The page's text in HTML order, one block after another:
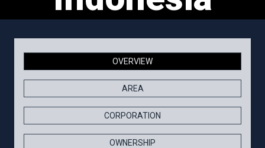
OVERVIEW
AREA
CORPORATION
OWNERSHIP